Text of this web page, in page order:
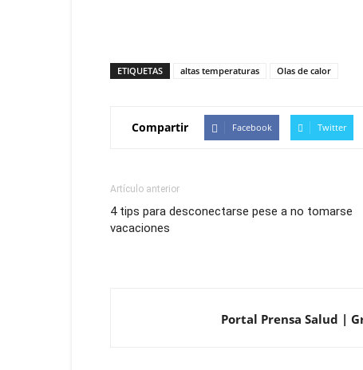
ETIQUETAS altas temperaturas Olas de calor
Compartir Facebook Twitter
Artículo anterior
4 tips para desconectarse pese a no tomarse
vacaciones
Portal Prensa Salud |